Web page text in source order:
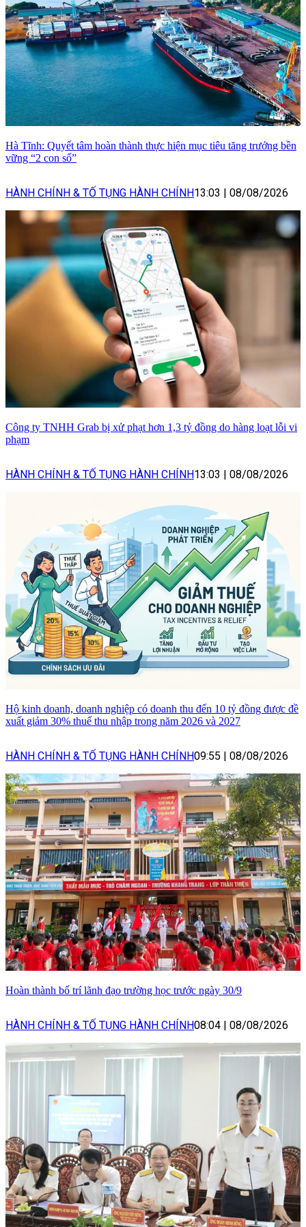
Hà Tĩnh: Quyết tâm hoàn thành thực hiện mục tiêu tăng trưởng bền
vững “2 con số”
HÀNH CHÍNH & TỐ TỤNG HÀNH CHÍNH13:03 | 08/08/2026
Công ty TNHH Grab bị xử phạt hơn 1,3 tỷ đồng do hàng loạt lỗi vi
phạm
HÀNH CHÍNH & TỐ TỤNG HÀNH CHÍNH13:03 | 08/08/2026
Hộ kinh doanh, doanh nghiệp có doanh thu đến 10 tỷ đồng được đề
xuất giảm 30% thuế thu nhập trong năm 2026 và 2027
HÀNH CHÍNH & TỐ TỤNG HÀNH CHÍNH09:55 | 08/08/2026
Hoàn thành bố trí lãnh đạo trường học trước ngày 30/9
HÀNH CHÍNH & TỐ TỤNG HÀNH CHÍNH08:04 | 08/08/2026